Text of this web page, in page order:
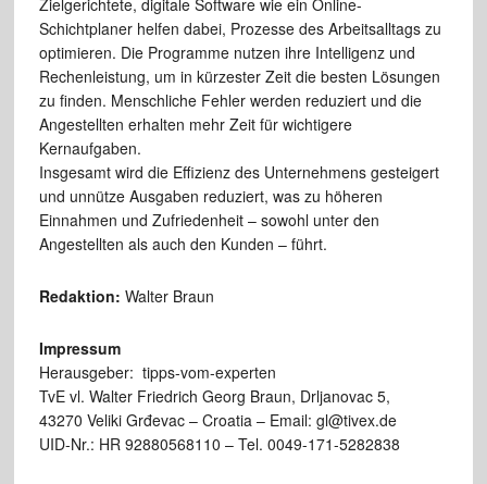
Zielgerichtete, digitale Software wie ein Online-
Schichtplaner helfen dabei, Prozesse des Arbeitsalltags zu
optimieren. Die Programme nutzen ihre Intelligenz und
Rechenleistung, um in kürzester Zeit die besten Lösungen
zu finden. Menschliche Fehler werden reduziert und die
Angestellten erhalten mehr Zeit für wichtigere
Kernaufgaben.
Insgesamt wird die Effizienz des Unternehmens gesteigert
und unnütze Ausgaben reduziert, was zu höheren
Einnahmen und Zufriedenheit – sowohl unter den
Angestellten als auch den Kunden – führt.
Redaktion: Walter Braun
Impressum
Herausgeber: tipps-vom-experten
TvE vl. Walter Friedrich Georg Braun, Drljanovac 5,
43270 Veliki Grđevac – Croatia – Email: gl@tivex.de
UID-Nr.: HR 92880568110 – Tel. 0049-171-5282838